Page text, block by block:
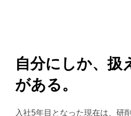
自分にしか、扱
がある。
入社5年目となった現在は、研